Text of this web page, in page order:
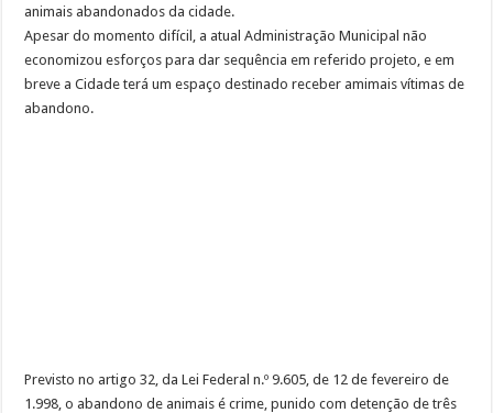
Indaiatuba ainda mais Pet Friendly
Como preparar o ambiente para a chegada do cão?
Em SP, DEPA – Delegacia Eletrônica de Proteção Animal completa dois anos
animais abandonados da cidade.
Apesar do momento difícil, a atual Administração Municipal não
economizou esforços para dar sequência em referido projeto, e em
breve a Cidade terá um espaço destinado receber amimais vítimas de
abandono.
Previsto no artigo 32, da Lei Federal n.º 9.605, de 12 de fevereiro de
1.998, o abandono de animais é crime, punido com detenção de três